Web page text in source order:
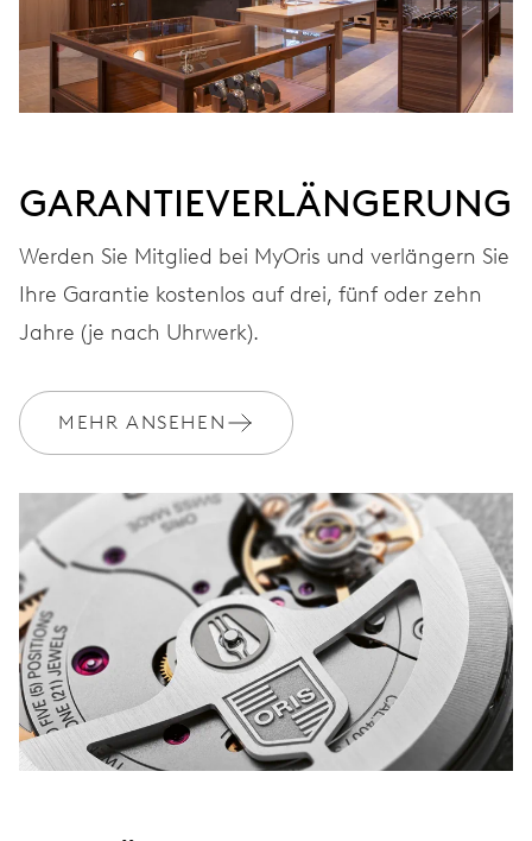
GARANTIEVERLÄNGERUNG
Werden Sie Mitglied bei MyOris und verlängern Sie
Ihre Garantie kostenlos auf drei, fünf oder zehn
Jahre (je nach Uhrwerk).
MEHR ANSEHEN